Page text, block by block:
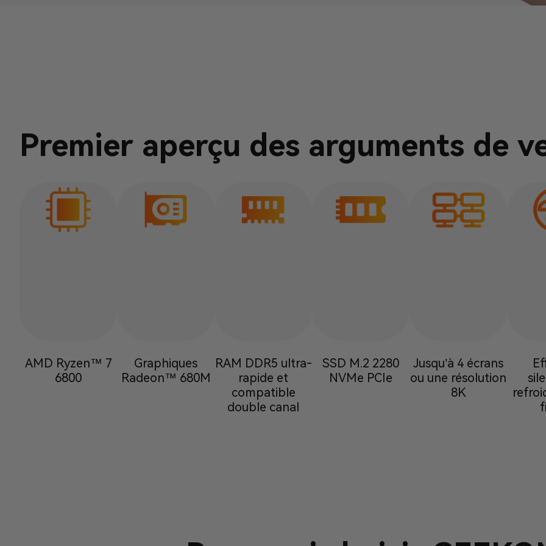
Premier aperçu des arguments de
AMD Ryzen™ 7
6800
Graphiques
Radeon™ 680M
RAM DDR5 ultra-
rapide et
compatible
double canal
SSD M.2 2280
NVMe PCIe
Jusqu’à 4 écrans
ou une résolution
8K